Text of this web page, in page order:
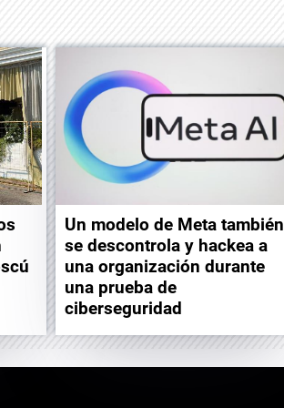
Un modelo de Meta también
se descontrola y hackea a
una organización durante
una prueba de
ciberseguridad